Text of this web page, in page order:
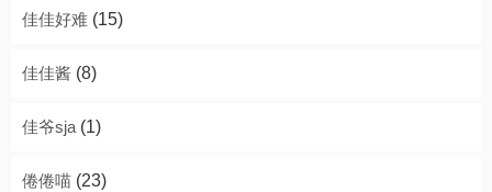
佳佳好难 (15)
佳佳酱 (8)
佳爷sja (1)
倦倦喵 (23)